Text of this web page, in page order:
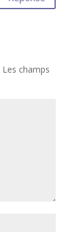
Les champs